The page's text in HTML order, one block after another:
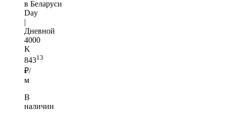
в Беларуси
Day
|
Дневной
4000
K
84313
₽/
м
В
наличии